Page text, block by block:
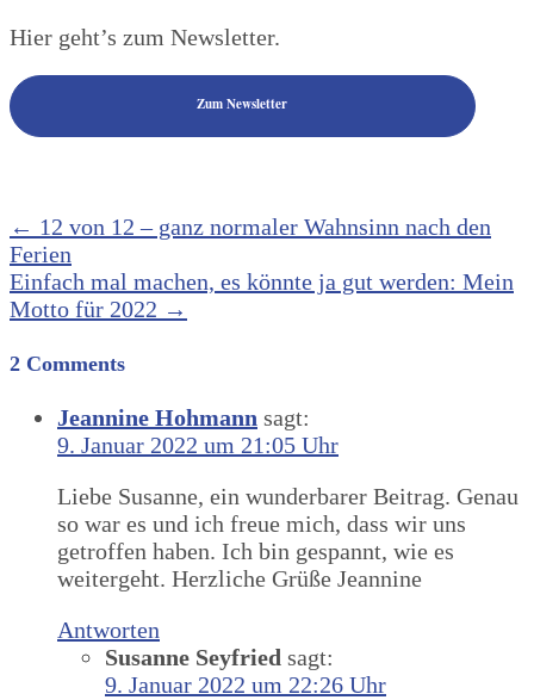
Hier geht’s zum Newsletter.
Zum Newsletter
Post
navigation
← 12 von 12 – ganz normaler Wahnsinn nach den
Ferien
Einfach mal machen, es könnte ja gut werden: Mein
Motto für 2022 →
2 Comments
Jeannine Hohmann sagt:
9. Januar 2022 um 21:05 Uhr
Liebe Susanne, ein wunderbarer Beitrag. Genau
so war es und ich freue mich, dass wir uns
getroffen haben. Ich bin gespannt, wie es
weitergeht. Herzliche Grüße Jeannine
Antworten
Susanne Seyfried sagt:
9. Januar 2022 um 22:26 Uhr